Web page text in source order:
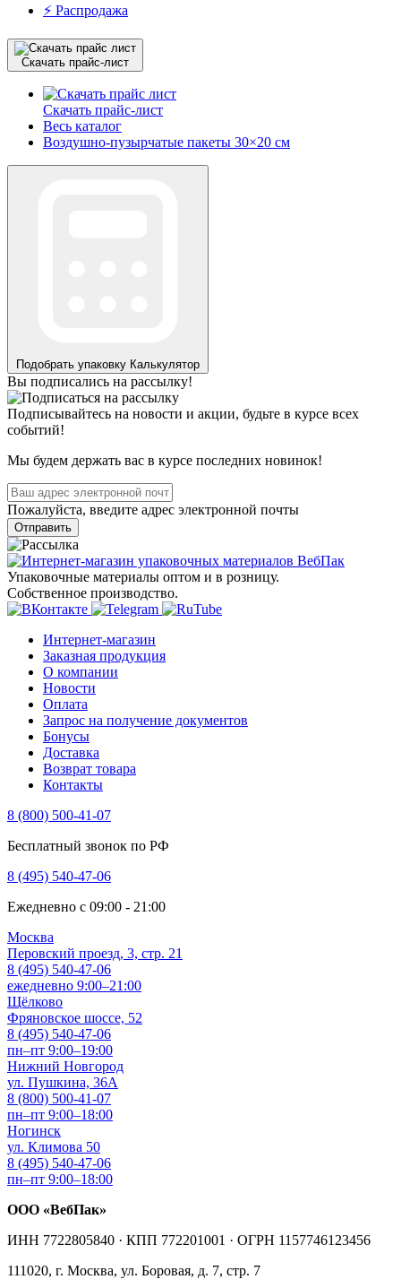
⚡️ Распродажа
Скачать прайс-лист
Скачать прайс-лист
Весь каталог
Воздушно-пузырчатые пакеты 30×20 см
Подобрать упаковку Калькулятор
Вы подписались на рассылку!
Подписывайтесь на новости и акции, будьте в курсе всех
событий!
Мы будем держать вас в курсе последних новинок!
Пожалуйста, введите адрес электронной почты
Отправить
Упаковочные материалы оптом и в розницу.
Собственное производство.
Интернет-магазин
Заказная продукция
О компании
Новости
Оплата
Запрос на получение документов
Бонусы
Доставка
Возврат товара
Контакты
8 (800) 500-41-07
Бесплатный звонок по РФ
8 (495) 540-47-06
Ежедневно с 09:00 - 21:00
Москва
Перовский проезд, 3, стр. 21
8 (495) 540-47-06
ежедневно 9:00–21:00
Щёлково
Фряновское шоссе, 52
8 (495) 540-47-06
пн–пт 9:00–19:00
Нижний Новгород
ул. Пушкина, 36А
8 (800) 500-41-07
пн–пт 9:00–18:00
Ногинск
ул. Климова 50
8 (495) 540-47-06
пн–пт 9:00–18:00
ООО «ВебПак»
ИНН 7722805840 · КПП 772201001 · ОГРН 1157746123456
111020, г. Москва, ул. Боровая, д. 7, стр. 7